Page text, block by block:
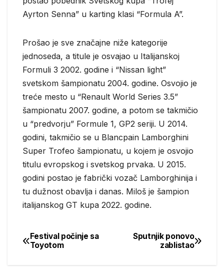
Ayrton Senna” u karting klasi “Formula A”.
Prošao je sve značajne niže kategorije
jednoseda, a titule je osvajao u Italijanskoj
Formuli 3 2002. godine i “Nissan light”
svetskom šampionatu 2004. godine. Osvojio je
treće mesto u “Renault World Series 3.5”
šampionatu 2007. godine, a potom se takmičio
u “predvorju” Formule 1, GP2 seriji. U 2014.
godini, takmičio se u Blancpain Lamborghini
Super Trofeo šampionatu, u kojem je osvojio
titulu evropskog i svetskog prvaka. U 2015.
godini postao je fabrički vozač Lamborghinija i
tu dužnost obavlja i danas. Miloš je šampion
italijanskog GT kupa 2022. godine.
Post
Sputnjik ponovo
zablistao
Festival počinje sa
Toyotom